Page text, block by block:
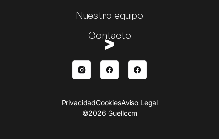
Nuestro equipo
Contacto
©2026 Guellcom
PrivacidadCookiesAviso Legal